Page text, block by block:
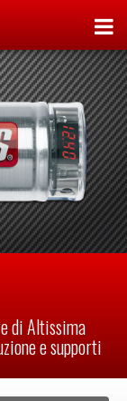
di Altissima
e supporti